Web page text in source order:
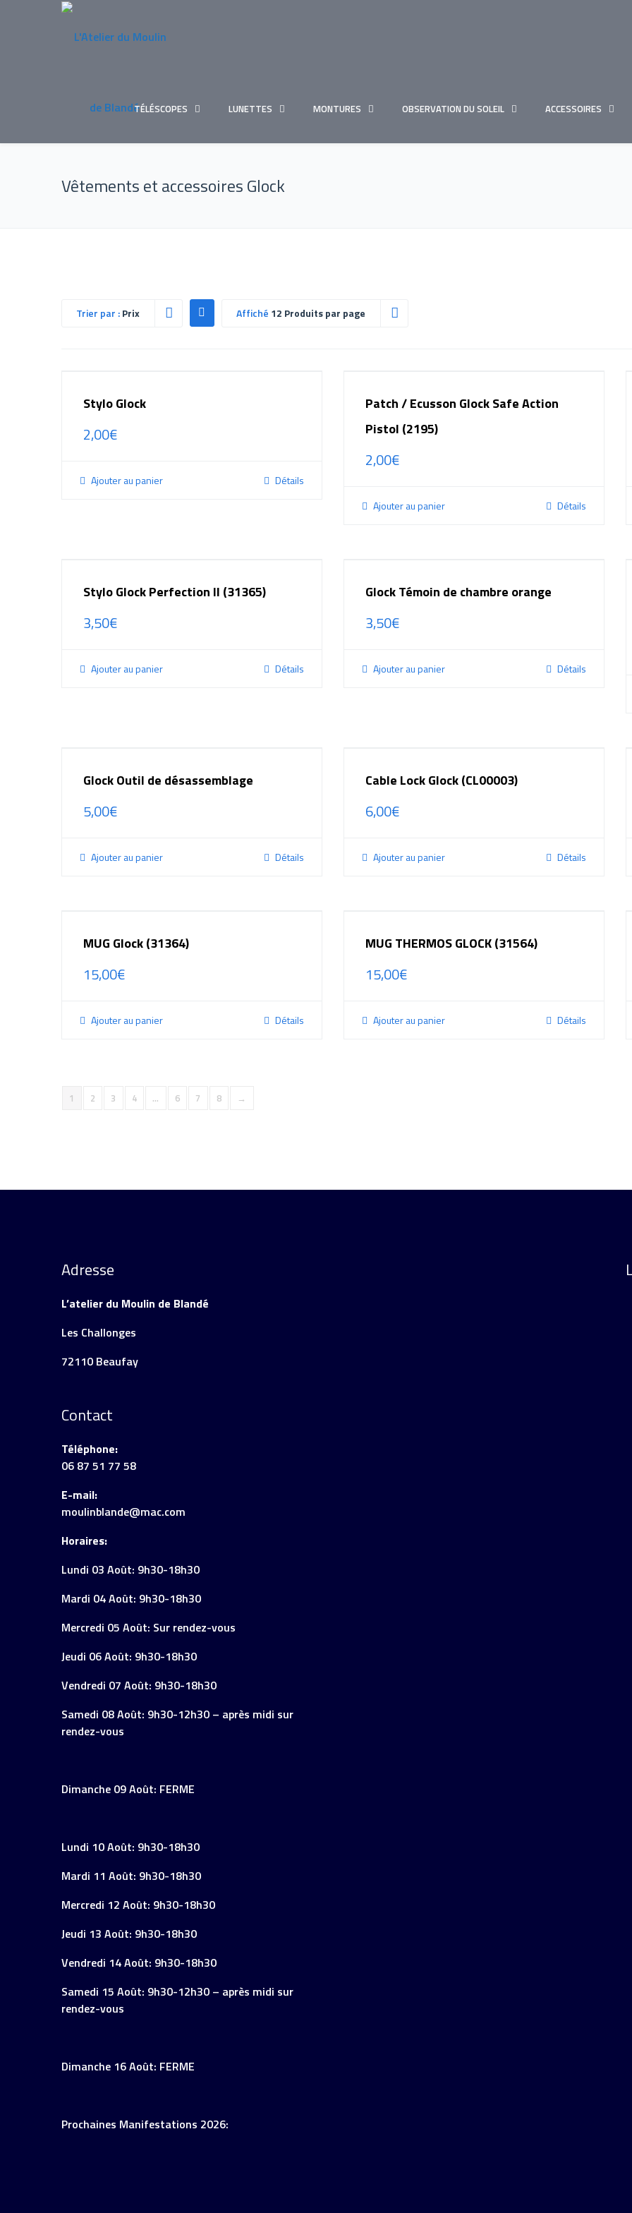
TÉLÉSCOPES LUNETTES MONTURES OBSERVATION DU SOLEIL ACCESSOIRES
Vêtements et accessoires Glock
Trier par :Prix Affiché 12 Produits par page
Stylo Glock
2,00€
Ajouter au panier Détails
Patch / Ecusson Glock Safe Action
Pistol (2195)
2,00€
Ajouter au panier Détails
Stylo Glock Perfection II (31365)
3,50€
Ajouter au panier Détails
Glock Témoin de chambre orange
3,50€
Ajouter au panier Détails
Glock Outil de désassemblage
5,00€
Ajouter au panier Détails
Cable Lock Glock (CL00003)
6,00€
Ajouter au panier Détails
MUG Glock (31364)
15,00€
Ajouter au panier Détails
MUG THERMOS GLOCK (31564)
15,00€
Ajouter au panier Détails
1 2 3 4 … 6 7 8 →
Adresse
L’atelier du Moulin de Blandé
Les Challonges
72110 Beaufay
Contact
Téléphone:
06 87 51 77 58
E-mail:
moulinblande@mac.com
Horaires:
Lundi 03 Août: 9h30-18h30
Mardi 04 Août: 9h30-18h30
Mercredi 05 Août: Sur rendez-vous
Jeudi 06 Août: 9h30-18h30
Vendredi 07 Août: 9h30-18h30
Samedi 08 Août: 9h30-12h30 – après midi sur
rendez-vous
Dimanche 09 Août: FERME
Lundi 10 Août: 9h30-18h30
Mardi 11 Août: 9h30-18h30
Mercredi 12 Août: 9h30-18h30
Jeudi 13 Août: 9h30-18h30
Vendredi 14 Août: 9h30-18h30
Samedi 15 Août: 9h30-12h30 – après midi sur
rendez-vous
Dimanche 16 Août: FERME
Prochaines Manifestations 2026: